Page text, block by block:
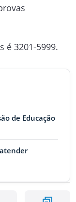
é 3201-5999.
de Educação